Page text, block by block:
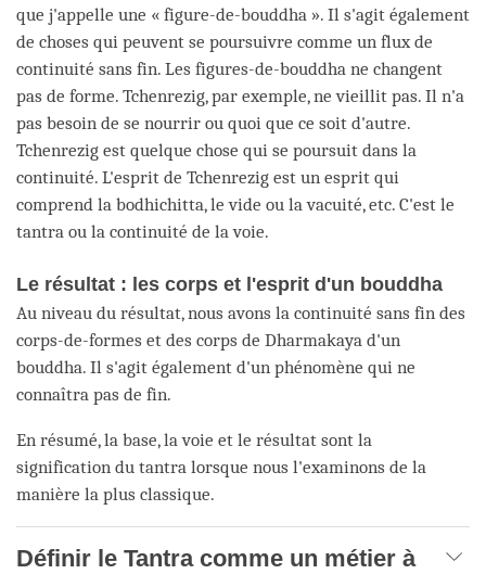
que j'appelle une « figure-de-bouddha ». Il s'agit également
de choses qui peuvent se poursuivre comme un flux de
continuité sans fin. Les figures-de-bouddha ne changent
pas de forme. Tchenrezig, par exemple, ne vieillit pas. Il n'a
pas besoin de se nourrir ou quoi que ce soit d'autre.
Tchenrezig est quelque chose qui se poursuit dans la
continuité. L'esprit de Tchenrezig est un esprit qui
comprend la bodhichitta, le vide ou la vacuité, etc. C'est le
tantra ou la continuité de la voie.
Le résultat : les corps et l'esprit d'un bouddha
Au niveau du résultat, nous avons la continuité sans fin des
corps-de-formes et des corps de Dharmakaya d'un
bouddha. Il s'agit également d'un phénomène qui ne
connaîtra pas de fin.
En résumé, la base, la voie et le résultat sont la
signification du tantra lorsque nous l'examinons de la
manière la plus classique.
Définir le Tantra comme un métier à